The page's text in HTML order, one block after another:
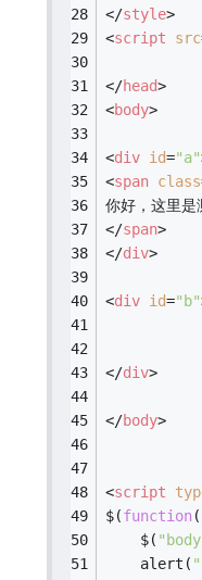
</style>
<script src
</head>
<body>
<div id="a"
<span class
你好，这里是
</span>
</div>
<div id="b"
</div>
</body>
<script
$(function(
    $(
    alert(